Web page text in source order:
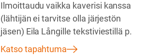
Ilmoittaudu vaikka kaverisi kanssa
(lähtijän ei tarvitse olla järjestön
jäsen) Eila Långille tekstiviestillä p.
Katso tapahtuma